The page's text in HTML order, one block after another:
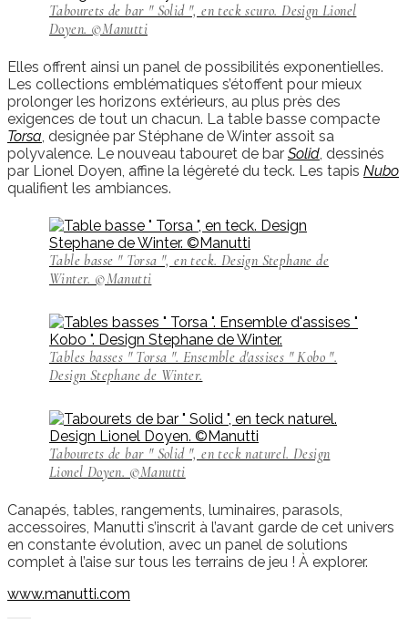
Tabourets de bar " Solid ", en teck scuro. Design Lionel
Doyen. ©Manutti
Elles offrent ainsi un panel de possibilités exponentielles.
Les collections emblématiques s’étoffent pour mieux
prolonger les horizons extérieurs, au plus près des
exigences de tout un chacun. La table basse compacte
Torsa, designée par Stéphane de Winter assoit sa
polyvalence. Le nouveau tabouret de bar Solid, dessinés
par Lionel Doyen, affine la légèreté du teck. Les tapis Nubo
qualifient les ambiances.
Table basse " Torsa ", en teck. Design Stephane de
Winter. ©Manutti
Tables basses " Torsa ". Ensemble d'assises " Kobo ".
Design Stephane de Winter.
Tabourets de bar " Solid ", en teck naturel. Design
Lionel Doyen. ©Manutti
Canapés, tables, rangements, luminaires, parasols,
accessoires, Manutti s’inscrit à l’avant garde de cet univers
en constante évolution, avec un panel de solutions
complet à l’aise sur tous les terrains de jeu ! À explorer.
www.manutti.com